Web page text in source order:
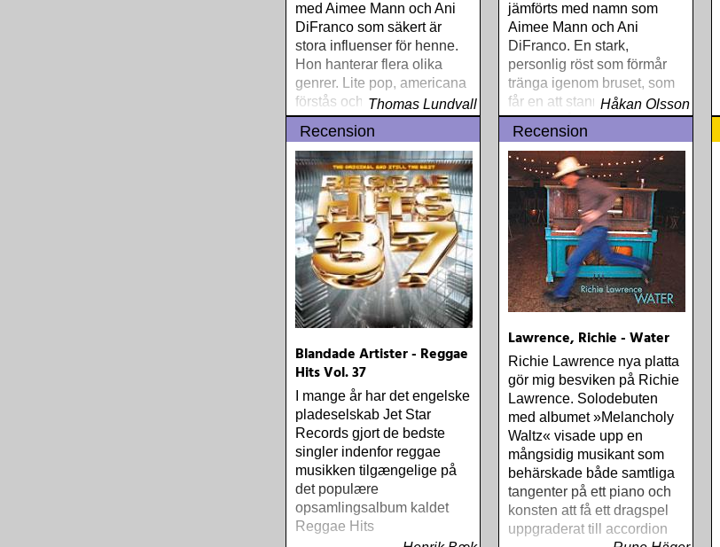
med Aimee Mann och Ani
DiFranco som säkert är
stora influenser för henne.
Hon hanterar flera olika
genrer. Lite pop, americana
förstås och en ordentlig dos
Joni Mitchell-folk
Thomas Lundvall
jämförts med namn som
Aimee Mann och Ani
DiFranco. En stark,
personlig röst som förmår
tränga igenom bruset, som
får en att stanna upp och
lyssna. På minnesvärda
låtar och angelägna texter.
Håkan Olsson
Recension
Blandade Artister - Reggae
Hits Vol. 37
I mange år har det engelske
pladeselskab Jet Star
Records gjort de bedste
singler indenfor reggae
musikken tilgængelige på
det populære
opsamlingsalbum kaldet
Reggae Hits
Recension
Lawrence, Richie - Water
Richie Lawrence nya platta
gör mig besviken på Richie
Lawrence. Solodebuten
med albumet »Melancholy
Waltz« visade upp en
mångsidig musikant som
behärskade både samtliga
tangenter på ett piano och
konsten att få ett dragspel
uppgraderat till accordion